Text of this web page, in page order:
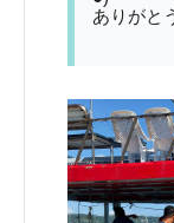
ありがと